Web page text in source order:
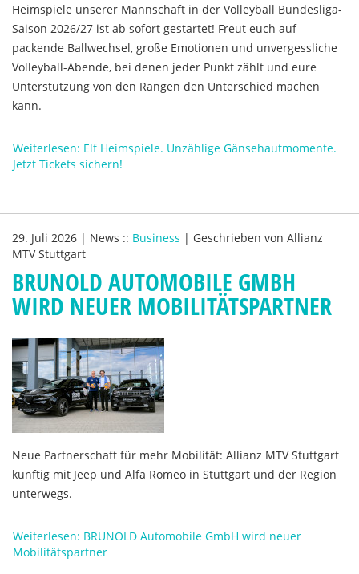
Heimspiele unserer Mannschaft in der Volleyball Bundesliga-
Saison 2026/27 ist ab sofort gestartet! Freut euch auf
packende Ballwechsel, große Emotionen und unvergessliche
Volleyball-Abende, bei denen jeder Punkt zählt und eure
Unterstützung von den Rängen den Unterschied machen
kann.
Weiterlesen: Elf Heimspiele. Unzählige Gänsehautmomente.
Jetzt Tickets sichern!
29. Juli 2026 | News :: Business | Geschrieben von Allianz
MTV Stuttgart
BRUNOLD AUTOMOBILE GMBH
WIRD NEUER MOBILITÄTSPARTNER
Neue Partnerschaft für mehr Mobilität: Allianz MTV Stuttgart
künftig mit Jeep und Alfa Romeo in Stuttgart und der Region
unterwegs.
Weiterlesen: BRUNOLD Automobile GmbH wird neuer
Mobilitätspartner